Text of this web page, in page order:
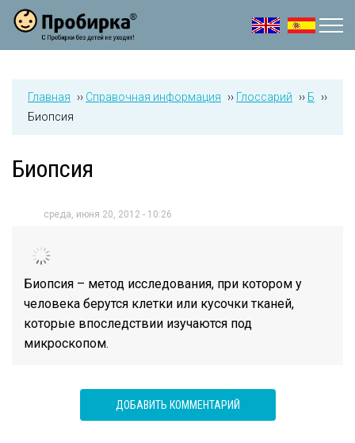
Jump to navigation
Главная ›› Справочная информация ›› Глоссарий ›› Б
››
Биопсия
Биопсия
среда, июня 20, 2012 - 10:26
Биопсия – метод исследования, при котором у
человека берутся клетки или кусочки тканей,
которые впоследствии изучаются под
микроскопом.
ДОБАВИТЬ КОММЕНТАРИЙ